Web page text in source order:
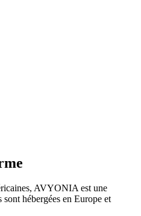
AVYONIA est une
hébergées en Europe et